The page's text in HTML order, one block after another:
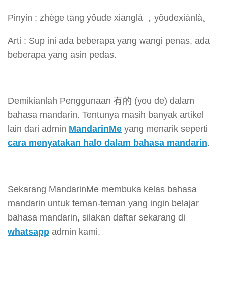
Pinyin : zhège tāng yǒude xiānglà ，yǒudexiánlà。
Arti : Sup ini ada beberapa yang wangi penas, ada
beberapa yang asin pedas.
Demikianlah Penggunaan 有的 (you de) dalam
bahasa mandarin. Tentunya masih banyak artikel
lain dari admin MandarinMe yang menarik seperti
cara menyatakan halo dalam bahasa mandarin.
Sekarang MandarinMe membuka kelas bahasa
mandarin untuk teman-teman yang ingin belajar
bahasa mandarin, silakan daftar sekarang di
whatsapp admin kami.